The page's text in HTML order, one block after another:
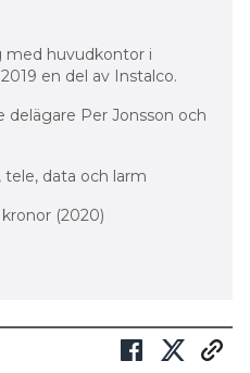
med huvudkontor i
en del av Instalco.
delägare Per Jonsson och
tele, data och larm
(2020)